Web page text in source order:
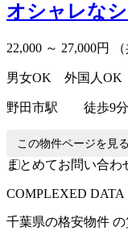
オシャレな
22,000 ～ 27,000円
男女OK 外国人
野田市駅 徒歩9分
この物件ページを見る
まとめてお問い合わ
COMPLEXED DATA
千葉県の格安物件